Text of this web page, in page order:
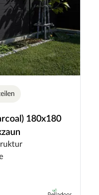
180x180